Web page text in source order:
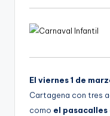
El viernes 1 de
Cartagena con tres
como el pasacalles